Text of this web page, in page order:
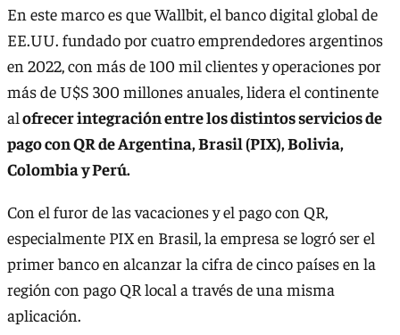
En este marco es que Wallbit, el banco digital global de
EE.UU. fundado por cuatro emprendedores argentinos
en 2022, con más de 100 mil clientes y operaciones por
más de U$S 300 millones anuales, lidera el continente
alofrecer integración entre los distintos servicios de
pago con QR de Argentina, Brasil (PIX), Bolivia,
Colombia y Perú.
Con el furor de las vacaciones y el pago con QR,
especialmente PIX en Brasil, la empresa se logró ser el
primer banco en alcanzar la cifra de cinco países en la
región con pago QR local a través de una misma
aplicación.